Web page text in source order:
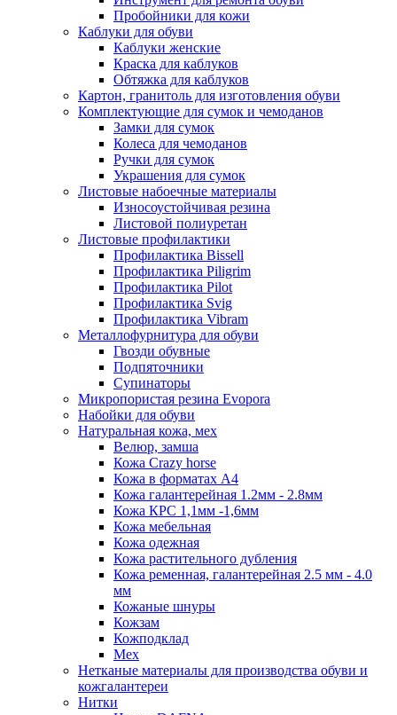
Пробойники для кожи
Каблуки для обуви
Каблуки женские
Краска для каблуков
Обтяжка для каблуков
Картон, гранитоль для изготовления обуви
Комплектующие для сумок и чемоданов
Замки для сумок
Колеса для чемоданов
Ручки для сумок
Украшения для сумок
Листовые набоечные материалы
Износоустойчивая резина
Листовой полиуретан
Листовые профилактики
Профилактика Bissell
Профилактика Piligrim
Профилактика Pilot
Профилактика Svig
Профилактика Vibram
Металлофурнитура для обуви
Гвозди обувные
Подпяточники
Супинаторы
Микропористая резина Evopora
Набойки для обуви
Натуральная кожа, мех
Велюр, замша
Кожа Crazy horse
Кожа в форматах А4
Кожа галантерейная 1.2мм - 2.8мм
Кожа КРС 1,1мм -1,6мм
Кожа мебельная
Кожа одежная
Кожа растительного дубления
Кожа ременная, галантерейная 2.5 мм - 4.0
мм
Кожаные шнуры
Кожзам
Кожподклад
Мех
Нетканые материалы для производства обуви и
кожгалантереи
Нитки